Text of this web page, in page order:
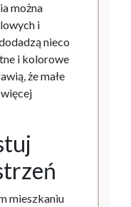
można
i
nieco
i kolorowe
że małe
mieszkaniu